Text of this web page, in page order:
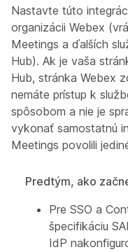
Nastavte túto
organizácii Webex
Meetings a ďalších
Hub). Ak je vaša
Hub, stránka Webex
nemáte prístup k
spôsobom a nie je
vykonať samostatnú
Meetings povolili
Predtým, ako
Pre SSO a
špecifikáciu
IdP